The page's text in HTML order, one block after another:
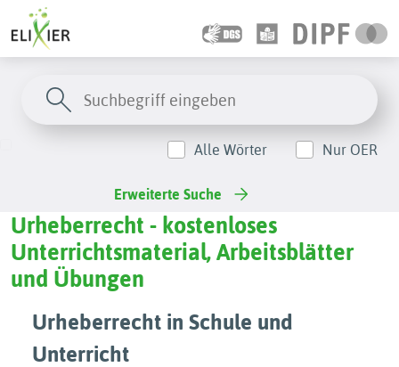
Alle Wörter Nur OER
Erweiterte Suche
Urheberrecht - kostenloses
Unterrichtsmaterial, Arbeitsblätter
und Übungen
Urheberrecht in Schule und
Unterricht